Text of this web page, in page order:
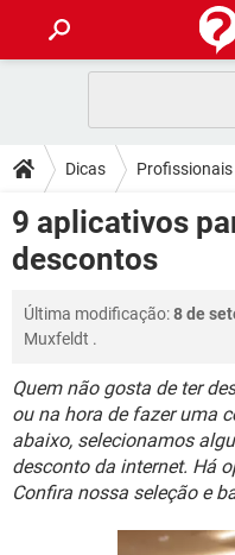
CELULAR
OUTLOOK
INSTAGRAM
DICAS
JOGOS
CELULAR
INSTAGRAM
DOWNLOADS
JOGOS
OUTLOOK
INSTAGRAM
GUIA DE COMPRAS
FÓRUM
JOGOS
OUTLOOK
INSTAGRAM
GUIA DE COMPRAS
GLOSSÁRIO
JOGOS
CELULAR
OUTLOOK
INSTAGRAM
Dicas Profissionais
9 aplicativos
descontos
Última modificação:8 de
Muxfeldt .
Quem não gosta de ter
ou na hora de fazer uma
abaixo, selecionamos
desconto da internet. Há
Confira nossa seleção e